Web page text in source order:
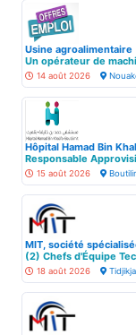
Usine agroalimentaire
Un opérateur de
14 août 2026
Hôpital Hamad Bin
15 août 2026
MIT, société
(2) Chefs d'Équipe
18 août 2026